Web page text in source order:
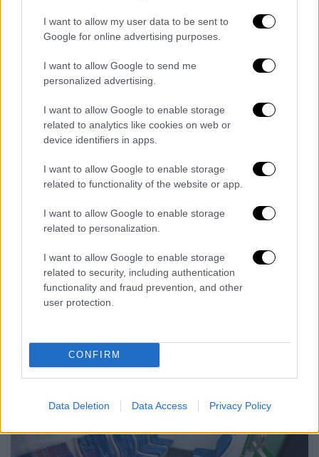
I want to allow my user data to be sent to
Google for online advertising purposes.
I want to allow Google to send me
personalized advertising.
I want to allow Google to enable storage
related to analytics like cookies on web or
device identifiers in apps.
I want to allow Google to enable storage
related to functionality of the website or app.
I want to allow Google to enable storage
related to personalization.
I want to allow Google to enable storage
related to security, including authentication
functionality and fraud prevention, and other
user protection.
CONFIRM
Data Deletion Data Access Privacy Policy
χρόνια «σέρνεται» το ζήτημα των
προδιαγραφών διαλειτουργικότητας με τον
γρίφο μεταξύΡυθμιστικής Αρχής
Σιδηροδρόμων (ΡΑΣ) και ΟΣΕ
Όπως φαίνεται, πάντως,η ανάσα στη
σύνδεση του αεροδρομίου θα δοθεί δια
...αντανακλάσεως και μέσω της βελτίωσης
των δρομολογίων του Προαστιακού
Σιδηροδρόμου
με τους καινούργιους
συρμούς Coradia Stream που θα προμηθευτεί
υπογραφείσας σύμβασης με το Ελληνικό
Δημόσιο και θα αρχίσουν να εντάσσονται στο
δίκτυο από το 2027 καλύπτοντας σε ένα